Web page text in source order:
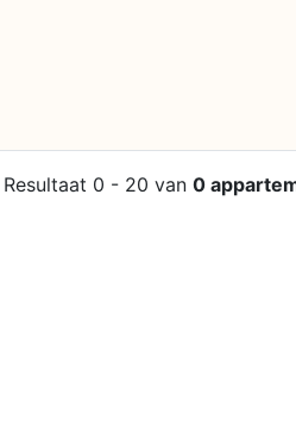
Resultaat 0 - 20 van 0